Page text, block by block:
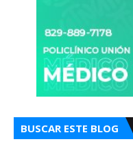
BUSCAR ESTE BLOG